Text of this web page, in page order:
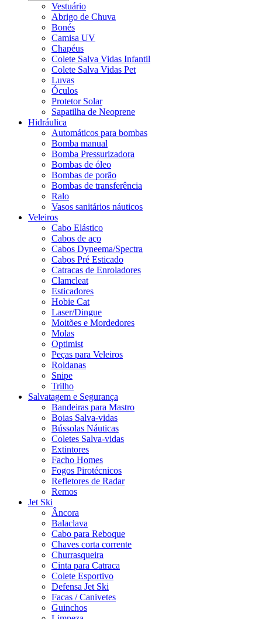
Vestuário
Abrigo de Chuva
Bonés
Camisa UV
Chapéus
Colete Salva Vidas Infantil
Colete Salva Vidas Pet
Luvas
Óculos
Protetor Solar
Sapatilha de Neoprene
Hidráulica
Automáticos para bombas
Bomba manual
Bomba Pressurizadora
Bombas de óleo
Bombas de porão
Bombas de transferência
Ralo
Vasos sanitários náuticos
Veleiros
Cabo Elástico
Cabos de aço
Cabos Dyneema/Spectra
Cabos Pré Esticado
Catracas de Enroladores
Clamcleat
Esticadores
Hobie Cat
Laser/Dingue
Moitões e Mordedores
Molas
Optimist
Peças para Veleiros
Roldanas
Snipe
Trilho
Salvatagem e Segurança
Bandeiras para Mastro
Boias Salva-vidas
Bússolas Náuticas
Coletes Salva-vidas
Extintores
Facho Homes
Fogos Pirotécnicos
Refletores de Radar
Remos
Jet Ski
Âncora
Balaclava
Cabo para Reboque
Chaves corta corrente
Churrasqueira
Cinta para Catraca
Colete Esportivo
Defensa Jet Ski
Facas / Canivetes
Guinchos